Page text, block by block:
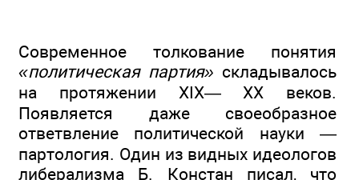
Современное толкование понятия
«политическая партия» складывалось
на протяжении XIX— XX веков.
Появляется даже своеобразное
ответвление политической науки —
партология. Один из видных идеологов
либерализма Б. Констан писал, что